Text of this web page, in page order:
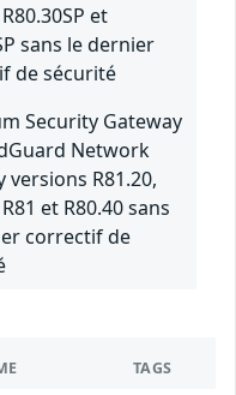
et
sans le dernier
de sécurité
Security Gateway
Network
versions R81.20,
et R80.40 sans
correctif de
TAGS